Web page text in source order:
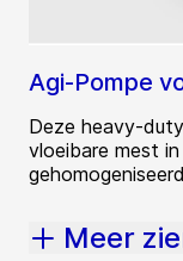
Agi-Pompe
Deze heavy-
vloeibare mest
Meer